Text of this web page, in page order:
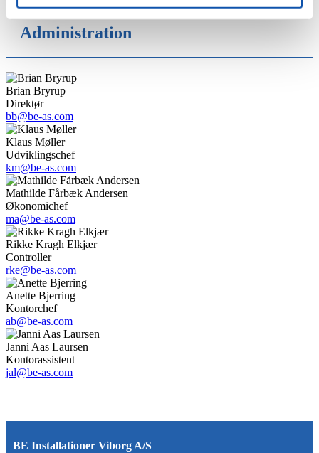
Administration
Brian Bryrup
Direktør
bb@be-as.com
Klaus Møller
Udviklingschef
km@be-as.com
Mathilde Fårbæk Andersen
Økonomichef
ma@be-as.com
Rikke Kragh Elkjær
Controller
rke@be-as.com
Anette Bjerring
Kontorchef
ab@be-as.com
Janni Aas Laursen
Kontorassistent
jal@be-as.com
BE Installationer Viborg A/S